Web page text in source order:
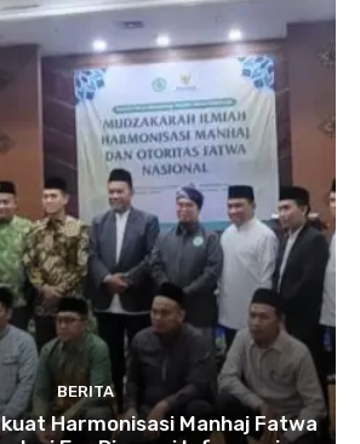
BERITA
Harmonisasi Manhaj Fatwa